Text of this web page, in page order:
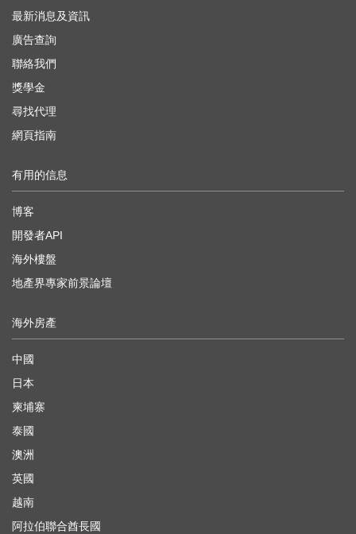
最新消息及資訊
廣告查詢
聯絡我們
獎學金
尋找代理
網頁指南
有用的信息
博客
開發者API
海外樓盤
地產界專家前景論壇
海外房產
中國
日本
柬埔寨
泰國
澳洲
英國
越南
阿拉伯聯合酋長國